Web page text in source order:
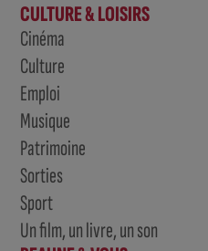
CULTURE & LOISIRS
Cinéma
Culture
Emploi
Musique
Patrimoine
Sorties
Sport
Un film, un livre, un son